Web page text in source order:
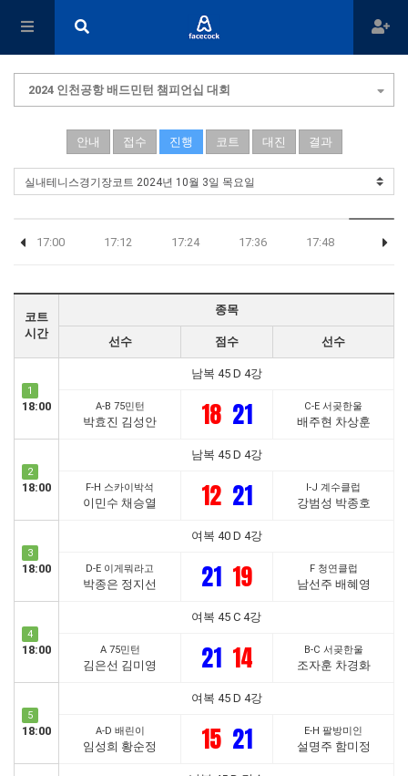
2024 인천공항 배드민턴 챔피언십 대회
안내 접수 진행 코트 대진 결과
17:00 17:12 17:24 17:36 17:48
코트
시간
종목
선수 점수 선수
1
18:00
남복 45 D 4강
A-B 75민턴
박효진 김성안 18 21 C-E 서곶한울
배주현 차상훈
2
18:00
남복 45 D 4강
F-H 스카이박석
이민수 채승열 12 21 I-J 계수클럽
강범성 박종호
3
18:00
여복 40 D 4강
D-E 이게뭐라고
박종은 정지선 21 19 F 청연클럽
남선주 배혜영
4
18:00
여복 45 C 4강
A 75민턴
김은선 김미영 21 14 B-C 서곶한울
조자훈 차경화
5
18:00
여복 45 D 4강
A-D 배린이
임성희 황순정 15 21 E-H 팔방미인
설명주 함미정